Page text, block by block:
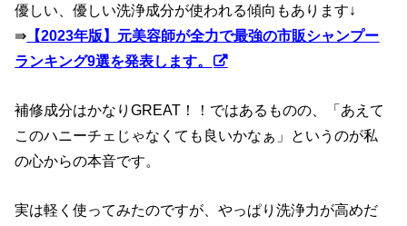
優しい、優しい洗浄成分が使われる傾向もあります↓
⇛ 【2023年版】元美容師が全力で最強の市販シャンプー
ランキング9選を発表します。
補修成分はかなりGREAT！！ではあるものの、「あえて
このハニーチェじゃなくても良いかなぁ」というのが私
の心からの本音です。
実は軽く使ってみたのですが、やっぱり洗浄力が高めだ